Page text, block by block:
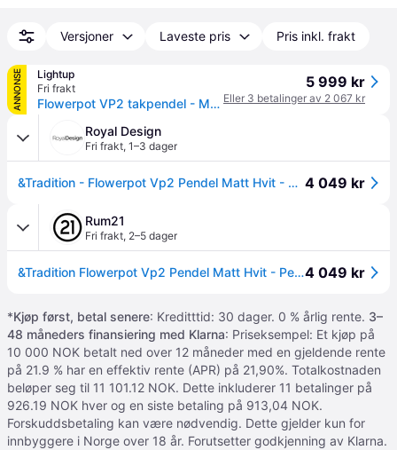
Versjoner Laveste pris Pris inkl. frakt
ANNONSE
Lightup
Fri frakt
Flowerpot VP2 takpendel - Matt hvit
5 999 kr
Eller 3 betalinger av 2 067 kr
Royal Design
Fri frakt, 1–3 dager
&Tradition - Flowerpot Vp2 Pendel Matt Hvit - Matt White 4 049 kr
Rum21
Fri frakt, 2–5 dager
&Tradition Flowerpot Vp2 Pendel Matt Hvit - Pendellamper Stål Matt White - 133083A2214 049 kr
*Kjøp først, betal senere: Kreditttid: 30 dager. 0 % årlig rente. 3–
48 måneders finansiering med Klarna: Priseksempel: Et kjøp på
10 000 NOK betalt ned over 12 måneder med en gjeldende rente
på 21.9 % har en effektiv rente (APR) på 21,90%. Totalkostnaden
beløper seg til 11 101.12 NOK. Dette inkluderer 11 betalinger på
926.19 NOK hver og en siste betaling på 913,04 NOK.
Forskuddsbetaling kan være nødvendig. Dette gjelder kun for
innbyggere i Norge over 18 år. Forutsetter godkjenning av Klarna.